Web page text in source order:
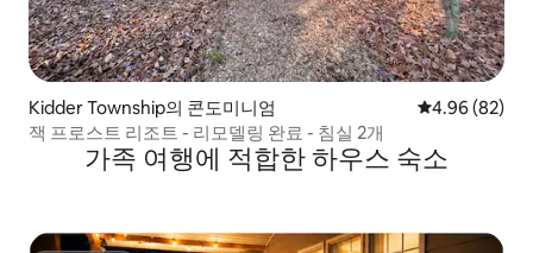
Kidder Township의 콘도미니엄 평점 4.96점(5
4.96 (82)
잭 프로스트 리조트 - 리모델링 완료 - 침실 2개
가족 여행에 적합한 하우스 숙소